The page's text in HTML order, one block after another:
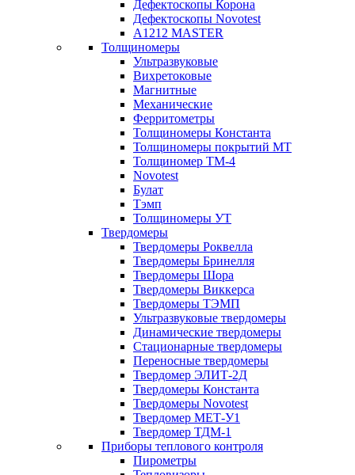
Дефектоскопы Корона
Дефектоскопы Novotest
А1212 MASTER
Толщиномеры
Ультразвуковые
Вихретоковые
Магнитные
Механические
Ферритометры
Толщиномеры Константа
Толщиномеры покрытий МТ
Толщиномер ТМ-4
Novotest
Булат
Тэмп
Толщиномеры УТ
Твердомеры
Твердомеры Роквелла
Твердомеры Бринелля
Твердомеры Шора
Твердомеры Виккерса
Твердомеры ТЭМП
Ультразвуковые твердомеры
Динамические твердомеры
Стационарные твердомеры
Переносные твердомеры
Твердомер ЭЛИТ-2Д
Твердомеры Константа
Твердомеры Novotest
Твердомер МЕТ-У1
Твердомер ТДМ-1
Приборы теплового контроля
Пирометры